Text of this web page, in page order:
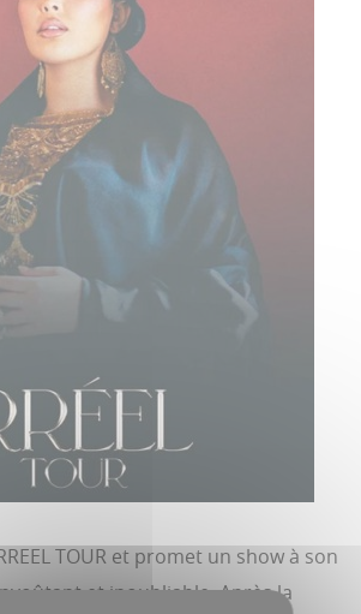
TOUR et promet un show à son
et inoubliable. Après la